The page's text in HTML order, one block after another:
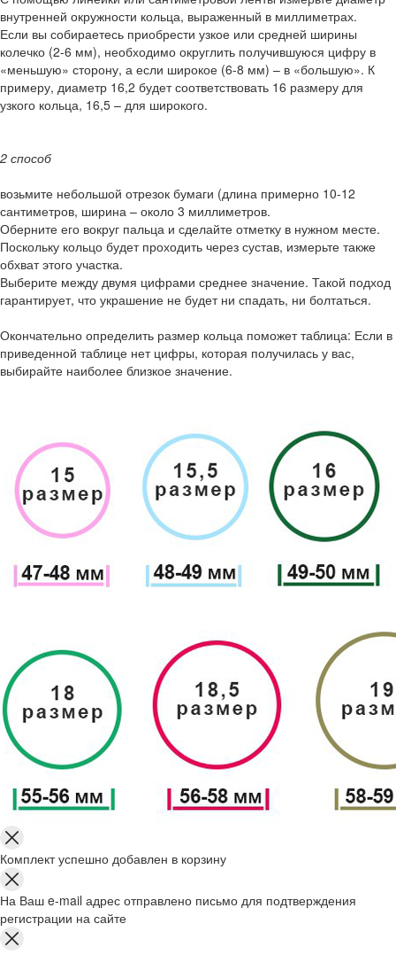
внутренней окружности кольца, выраженный в миллиметрах.
Если вы собираетесь приобрести узкое или средней ширины
колечко (2-6 мм), необходимо округлить получившуюся цифру в
«меньшую» сторону, а если широкое (6-8 мм) – в «большую». К
примеру, диаметр 16,2 будет соответствовать 16 размеру для
узкого кольца, 16,5 – для широкого.
2 способ
возьмите небольшой отрезок бумаги (длина примерно 10-12
сантиметров, ширина – около 3 миллиметров.
Оберните его вокруг пальца и сделайте отметку в нужном месте.
Поскольку кольцо будет проходить через сустав, измерьте также
обхват этого участка.
Выберите между двумя цифрами среднее значение. Такой подход
гарантирует, что украшение не будет ни спадать, ни болтаться.
Окончательно определить размер кольца поможет таблица: Если в
приведенной таблице нет цифры, которая получилась у вас,
выбирайте наиболее близкое значение.
Комплект успешно добавлен в корзину
На Ваш e-mail адрес отправлено письмо для подтверждения
регистрации на сайте